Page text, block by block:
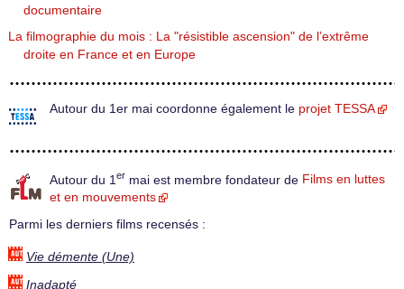
documentaire
La filmographie du mois : La "résistible ascension" de l’extrême
droite en France et en Europe
Autour du 1er mai coordonne également le projet TESSA
Autour du 1 er mai est membre fondateur de Films en luttes
et en mouvements
Parmi les derniers films recensés :
Vie démente (Une)
Inadapté